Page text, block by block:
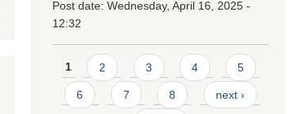
Post date: Wednesday, April 16, 2025 -
12:32
Pages
1 2 3 4 5
6 7 8 next ›